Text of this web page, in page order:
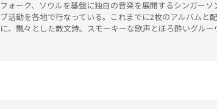
フォーク、ソウルを基盤に独自の音楽を展開するシンガー
ブ活動を各地で行なっている。これまでに2枚のアルバムと
に、飄々とした散文詩。スモーキーな歌声とほろ酔いグルー